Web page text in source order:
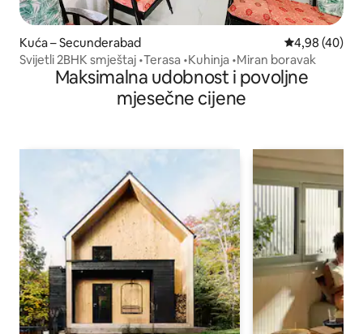
Kuća – Secunderabad Prosječna
4,98 (40)
Svijetli 2BHK smještaj •Terasa •Kuhinja •Miran boravak
Maksimalna udobnost i povoljne
mjesečne cijene